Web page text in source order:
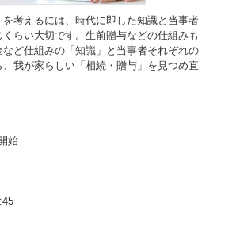
考えるには、時代に即した知識と当事者
らい大切です。生前贈与などの仕組みも
ど仕組みの「知識」と当事者それぞれの
、我が家らしい「相続・贈与」を見つめ直
始